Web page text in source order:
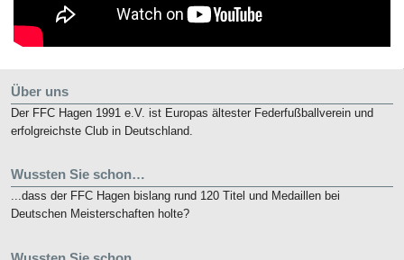
Über uns
Der FFC Hagen 1991 e.V. ist Europas ältester Federfußballverein und
erfolgreichste Club in Deutschland.
Wussten Sie schon…
...dass der FFC Hagen bislang rund 120 Titel und Medaillen bei
Deutschen Meisterschaften holte?